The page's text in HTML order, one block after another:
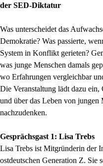
der SED-Diktatur
Was unterscheidet das
Demokratie? Was passierte,
System in Konflikt gerieten?
was junge Menschen damals
wo Erfahrungen vergleichbar
Die Veranstaltung lädt dazu ein,
und über das Leben von jungen
nachzudenken.
Gesprächsgast 1: Lisa Trebs
Lisa Trebs ist Mitgründerin der
ostdeutschen Generation Z. Sie